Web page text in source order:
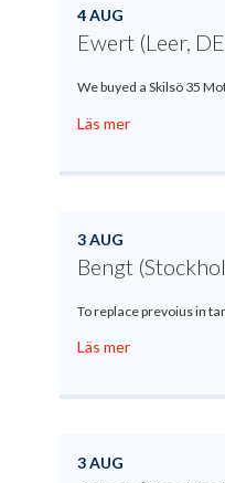
4 AUG
Ewert (Leer,
We buyed a Skilsö 35
Läs mer
3 AUG
Bengt
To replace prevoius in
Läs mer
3 AUG